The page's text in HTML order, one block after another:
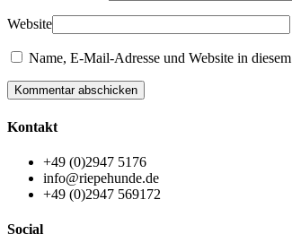
Website
Name, E-Mail-Adresse und Website in
Kommentar abschicken
Kontakt
+49 (0)2947 5176
info@riepehunde.de
+49 (0)2947 569172
Social